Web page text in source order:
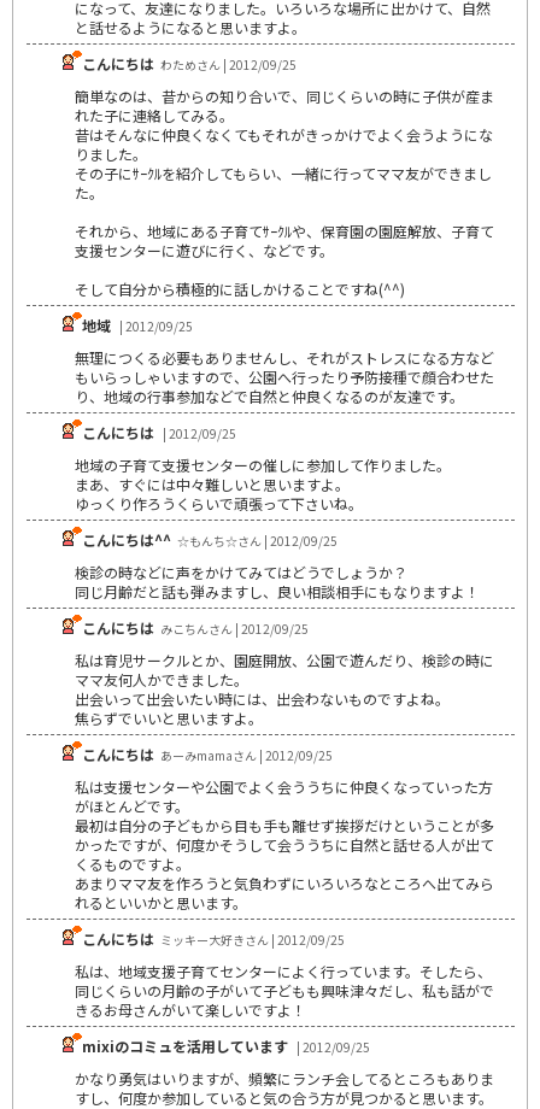
になって、友達になりました。いろいろな場所に出かけて、自然
と話せるようになると思いますよ。
こんにちは わためさん | 2012/09/25
簡単なのは、昔からの知り合いで、同じくらいの時に子供が産ま
れた子に連絡してみる。
昔はそんなに仲良くなくてもそれがきっかけでよく会うようにな
りました。
その子にｻｰｸﾙを紹介してもらい、一緒に行ってママ友ができまし
た。
それから、地域にある子育てｻｰｸﾙや、保育園の園庭解放、子育て
支援センターに遊びに行く、などです。
そして自分から積極的に話しかけることですね(^^)
地域 | 2012/09/25
無理につくる必要もありませんし、それがストレスになる方など
もいらっしゃいますので、公園へ行ったり予防接種で顔合わせた
り、地域の行事参加などで自然と仲良くなるのが友達です。
こんにちは | 2012/09/25
地域の子育て支援センターの催しに参加して作りました。
まあ、すぐには中々難しいと思いますよ。
ゆっくり作ろうくらいで頑張って下さいね。
こんにちは^^ ☆もんち☆さん | 2012/09/25
検診の時などに声をかけてみてはどうでしょうか？
同じ月齢だと話も弾みますし、良い相談相手にもなりますよ！
こんにちは みこちんさん | 2012/09/25
私は育児サークルとか、園庭開放、公園で遊んだり、検診の時に
ママ友何人かできました。
出会いって出会いたい時には、出会わないものですよね。
焦らずでいいと思いますよ。
こんにちは あーみmamaさん | 2012/09/25
私は支援センターや公園でよく会ううちに仲良くなっていった方
がほとんどです。
最初は自分の子どもから目も手も離せず挨拶だけということが多
かったですが、何度かそうして会ううちに自然と話せる人が出て
くるものですよ。
あまりママ友を作ろうと気負わずにいろいろなところへ出てみら
れるといいかと思います。
こんにちは ミッキー大好きさん | 2012/09/25
私は、地域支援子育てセンターによく行っています。そしたら、
同じくらいの月齢の子がいて子どもも興味津々だし、私も話がで
きるお母さんがいて楽しいですよ！
mixiのコミュを活用しています | 2012/09/25
かなり勇気はいりますが、頻繁にランチ会してるところもありま
すし、何度か参加していると気の合う方が見つかると思います。